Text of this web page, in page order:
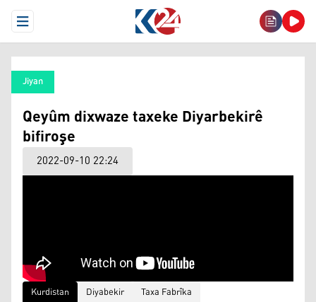
Open Menu
Jiyan
Qeyûm dixwaze taxeke Diyarbekirê
bifiroşe
2022-09-10 22:24
Kurdistan Diyabekir Taxa Fabrîka